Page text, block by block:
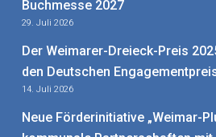
Buchmesse 2027
29. Juli 2026
Der Weimarer-Dreieck-Preis
den Deutschen
14. Juli 2026
Neue Förderinitiative „Weimar-